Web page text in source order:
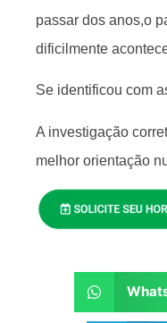
passar dos anos,o
dificilmente
Se identificou com
A investigação
melhor orientação